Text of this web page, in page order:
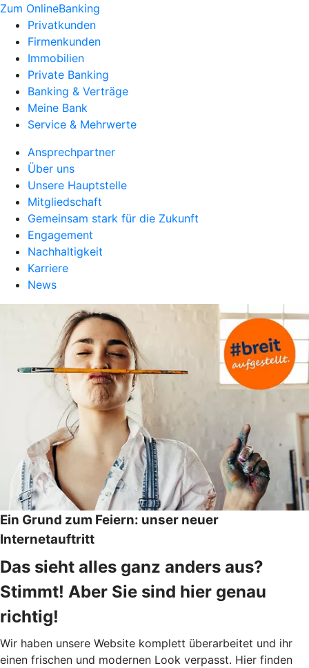
Zum OnlineBanking
Privatkunden
Firmenkunden
Immobilien
Private Banking
Banking & Verträge
Meine Bank
Service & Mehrwerte
Ansprechpartner
Über uns
Unsere Hauptstelle
Mitgliedschaft
Gemeinsam stark für die Zukunft
Engagement
Nachhaltigkeit
Karriere
News
Ein Grund zum Feiern: unser neuer
Internetauftritt
Das sieht alles ganz anders aus?
Stimmt! Aber Sie sind hier genau
richtig!
Wir haben unsere Website komplett überarbeitet und ihr
einen frischen und modernen Look verpasst. Hier finden